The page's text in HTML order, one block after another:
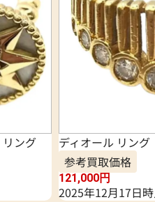
ング
ディオール リング
参考買取価格
121,000円
2025年12月17日